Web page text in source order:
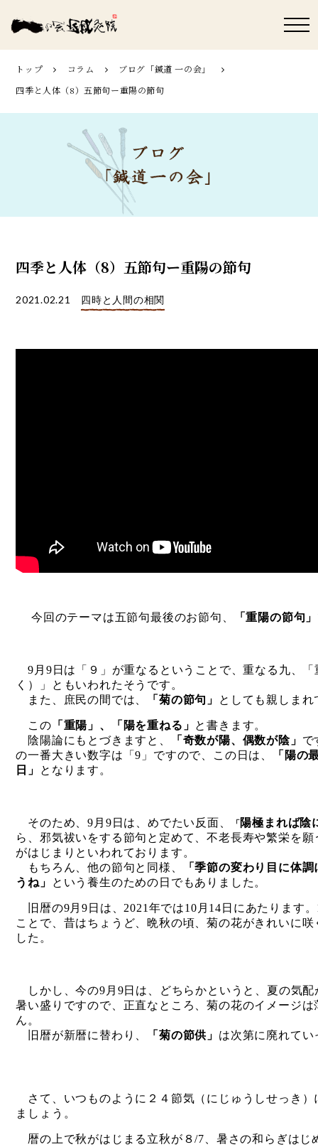
トップ コラム
ブログ「鍼道 ⼀の会」
四季と人体（8）五節句ー重陽の節句
四季と人体（8）五節句ー重陽の節句
2021.02.21 四時と人間の相関
今回のテーマは五節句最後のお節句、 「重陽の節句」
9月9日は「９」が重なるということで、重なる九、「
く）」ともいわれたそうです。
また、庶民の間では、
「菊の節句」 としても親しま
この 「重陽」、「陽を重ねる」 と書きます。
陰陽論にもとづきますと、
「奇数が陽、偶数が陰」 で
の一番大きい数字は「9」ですので、この日は、
「陽の
日」
となります。
そのため、9月9日は、めでたい反面、 「 陽極まれば陰
ら、邪気祓いをする節句と定めて、不老長寿や繁栄を
がはじまりといわれております。
もちろん、他の節句と同様、
「季節の変わり目に体
うね」
という養生のための日でもありました。
旧暦の9月9日は、 2021 年では10 月 14 日にあたります
ことで、昔はちょうど、晩秋の頃、菊の花がきれいに
した。
しかし、今の9 月 9日は、どちらかというと、夏の気
暑い盛りですので、正直なところ、菊の花のイメージ
ん。
旧暦が新暦に替わり、
「菊の節供」 は次第に廃れて
さて、いつものように２４節気（にじゅうしせっき）
ましょう。
暦の上で秋がはじまる立秋が８/7
暑さの和らぎはじ